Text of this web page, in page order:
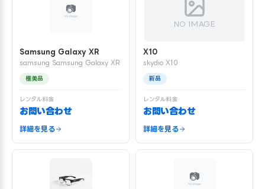
Samsung Galaxy XR
samsung Samsung Galaxy XR
極美品
レンタル料金
お問い合わせ
詳細を見る
NO IMAGE
X10
skydio X10
新品
レンタル料金
お問い合わせ
詳細を見る